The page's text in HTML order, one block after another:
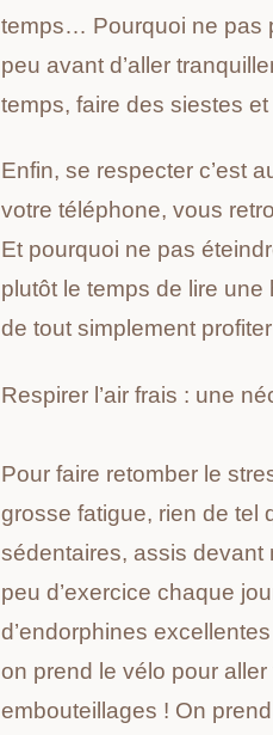
temps… Pourquoi ne pas
peu avant d’aller
temps, faire des siestes
Enfin, se respecter c’est
votre téléphone, vous
Et pourquoi ne pas
plutôt le temps de lire une
de tout simplement
Respirer l’air frais : une
Pour faire retomber le
grosse fatigue, rien de tel
sédentaires, assis devant
peu d’exercice chaque
d’endorphines
on prend le vélo pour
embouteillages ! On